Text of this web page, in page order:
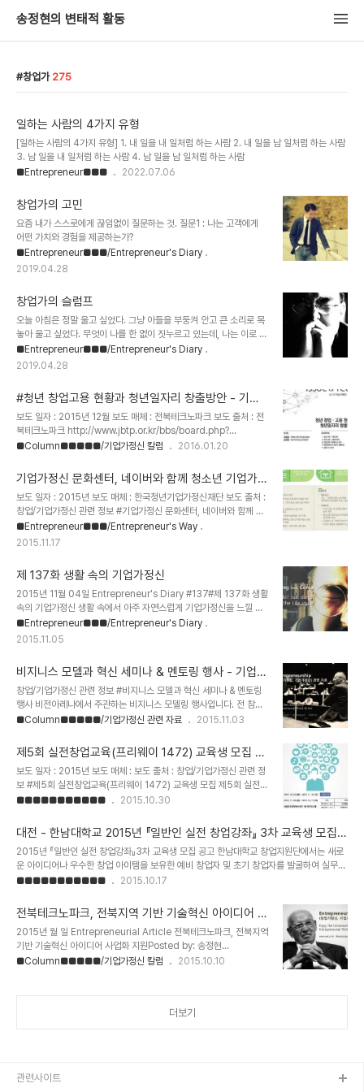
송정현의 변태적 활동
창업가 275
일하는 사람의 4가지 유형
[일하는 사람의 4가지 유형] 1. 내 일을 내 일처럼 하는 사람 2. 내 일을 남 일처럼 하는 사람
3. 남 일을 내 일처럼 하는 사람 4. 남 일을 남 일처럼 하는 사람
■Entrepreneur■■■
2022.07.06
창업가의 고민
요즘 내가 스스로에게 끊임없이 질문하는 것. 질문1 : 나는 고객에게
어떤 가치와 경험을 제공하는가?
■Entrepreneur■■■/Entrepreneur's Diary
2019.04.28
창업가의 슬럼프
오늘 아침은 정말 울고 싶었다. 그냥 아들을 부둥켜 안고 큰 소리로 목
놓아 울고 싶었다. 무엇이 나를 한 없이 짓누르고 있는데, 나는 이로 부
터 도망치고 싶다. 먹고 살려면 좀 더 치열하게 살아야 한다는 것에 반
기를 들고 싶다. 창업가로서 치열하지 않는 삶은 좀 아이러니한 것이
고 살 수 있는가? 이렇게 발버둥을 치는데, 왜 이리도 삶은 팍팍할까?
덜 발버둥을 쳐서 그런건가? 왜 치열하게 살아야 하나. 무엇을 위해.
홀로 질문에 질문을 더하는 하루. 그러나, 오늘도 내일도 끝끝내 살아
내야지.
■Entrepreneur■■■/Entrepreneur's Diary
2019.04.28
#청년 창업고용 현황과 청년일자리 창출방안 - 기업
가정신 문화센터
보도 일자 : 2015년 12월 보도 매체 : 전북테크노파크 보도 출처 : 전
북테크노파크 http://www.jbtp.or.kr/bbs/board.php?
bo_table=issuetech&wr_id=52 창업/기업가정신 관련 정보 #청
vol.50 : 청년 창업고용 현황과 청년 일자리 창출 방안저자 : 최명훈
책임연구원(전북테크노파크), 송정현 대표(기업가정신 문화센터) 첨
부파일 : 이슈앤테크_vol.50_2015_.pdf (3.1M), Down : 27 1. 청
년 창업·고용 현황 2. 청년 창업·고용 문제점 3. 청년창업 지원제도 및
사업 4. 창업활성화 및 일자리 창출방안 5. 결론 및 시사점 첨부파일 :
이슈앤테크_vol.50_2..
■Column■■■■■/기업가정신 칼럼 2016.01.20
기업가정신 문화센터, 네이버와 함께 청소년 기업가정
신 스쿨 프로젝트에 참여
보도 일자 : 2015년 보도 매체 : 한국청년기업가정신재단 보도 출처 :
창업/기업가정신 관련 정보 #기업가정신 문화센터, 네이버와 함께 하
는 청소년 기업가정신 스쿨에 교육전문가로 참여기업가정신 문화센터
는 네이버와 함께하는 청소년 기업가정신 스쿨에 기업가정신 교육전
활동을 하게 됩니다. 이 프로젝트는 기업가정신 교육 전문가가 대학생
을 예비교육자로 양성시키고, 대학생들은 기업가정신 교육자로서 활
동할 수 있는 기회를 얻을 수 있다.네이버와 한국청년기업가정신재단
이 함께 하는 프로젝트. 기업가정신 문화센터는 청소년의 도전과 열정
을 응원합니다. (Add Budher to your Link..
■Entrepreneur■■■/Entrepreneur's Way
2015.11.17
제 137화 생활 속의 기업가정신
2015년 11월 04일 Entrepreneur's Diary #137#제 137화 생활
속의 기업가정신 생활 속에서 아주 자연스럽게 기업가정신을 느낄 수
있게 하고 싶다.아주 오랫동안 고민하고 있는 주제이자 소재이다.기업
가정신을 배우고 익히는 것도 중요하지만.좀 더 쉽게 기업가정신을 느
을 자면서(잠을 자기 전) 기업가정신을 느끼게 해줄 수 있는 기회는 어
떻게 만들 수 있을까? (Add Budher to your Linked-in /
Facebook) 기업가정신 세계일주 [World Entrepreneurship
Travel] -Quest for Little Hero- *..
■Entrepreneur■■■/Entrepreneur's Diary
2015.11.05
비지니스 모델과 혁신 세미나 & 멘토링 행사 - 기업가
정신 문화센터
창업/기업가정신 관련 정보 #비지니스 모델과 혁신 세미나 & 멘토링
행사 비전아레나에서 주관하는 비지니스 모델링 행사입니다. 전 참여
멘토로 참석합니다. :) BMF 미니컨퍼런스 & 멘토링 행사의 6개 세션
제로만 6개의 강연이 이루어지며 멘토링도 컨퍼런스 전후로 이루어질
예정입니다. 멘토링 신청: http://bit.ly/1RbJuFI멘토링은 위의 링크
통해 신청한 기업 우선으로 1:1 개별상담으로 진행될 예정이지만, 꼭
10인의 멘토에게 동시에 멘토링을 받고자 하시는 기업이 있으시면 신
청후 아래에 피칭을 원한다는 댓글까지 남겨주시고 3분 피칭을 준비
해드립니다.) (Ad..
■Column■■■■■/기업가정신 관련 자료 2015.11.03
제5회 실전창업교육(프리웨이 1472) 교육생 모집 -
기업가정신 문화센터
보도 일자 : 2015년 보도 매체 : 보도 출처 : 창업/기업가정신 관련 정
보 #제5회 실전창업교육(프리웨이 1472) 교육생 모집 제5회 실전창
업교육(프리웨이 1472)일시 : 2015.10.22 ~ 2015.11.01장소 : 서
전창업교육(프리웨이 1472) 교육생 모집 "아이디어고도화, 시제품
제작, 수익모델개발, 데모데이 등 창업의 전과정을 한번에 !서울창조경
제혁신센터 실전창업 아카데미 다섯번째 교육생 모집!!"하단 신청서
작성후 이메일 접수해 주셔야 신청이 완료됩니다.1. 모집 안내-모집기
간: 2015. 10. 20.(화 ) ~ 2015. 11. 01.(일 )-모집인원 : 30명(신
■■■■■■■■■■■ 2015.10.30
대전 - 한남대학교 2015년 『일반인 실전 창업강좌』 3차 교육생 모집
공고
2015년 『일반인 실전 창업강좌』3차 교육생 모집 공고 한남대학교 창업지원단에서는 새로
운 아이디어나 우수한 창업 아이템을 보유한 예비 창업자 및 초기 창업자를 발굴하여 실무
지식을 갖춘 (예비)창업자를 육성하기 위하여 2015년 『일반인 실전 창업강좌』 3차 교육생
교 창업지원단장 1. 모집요강 1) 교육기간 : 2015. 11. 07(토) ~ 11. 22(일) 2) 교육대상 우
수기술 보유자 또는 아이디어를 보유한 예비 창업자 (대학생 포함)창업 1년 미만의 기창업자
(대학생 포함, 사업자등록증 필히 제출)기술(아이디어)창업에 관심 있는 일반인 3) 운영방법
선발단계지원자 대상 창업 잠재역량 사전진단•분석 후 ..
■■■■■■■■■■■ 2015.10.17
전북테크노파크, 전북지역 기반 기술혁신 아이디어 사
업화 지원 - 기업가정신 문화센터
2015년 월 일 Entrepreneurial Article 전북테크노파크, 전북지역
기반 기술혁신 아이디어 사업화 지원Posted by: 송정현
2015/10/07in EventinShare사진 : 비즈니스 아이디어 사업화 교
통상자원부, 한국산업기술진흥원이 주최하고 전북테크노파크가 주관
리 되는 행사다. 총 25개 ..
■Column■■■■■/기업가정신 칼럼 2015.10.10
더보기
관련사이트